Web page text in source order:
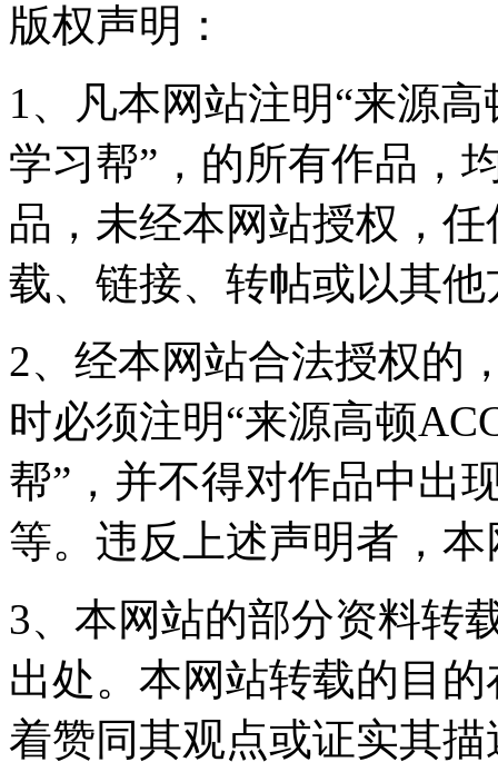
版权声明：
1、凡本网站注明“来源
学习帮”，的所有作品，
品，未经本网站授权，
载、链接、转帖或以其
2、经本网站合法授权的
时必须注明“来源高顿
帮”，并不得对作品中出
等。违反上述声明者，
3、本网站的部分资料转
出处。本网站转载的目
着赞同其观点或证实其